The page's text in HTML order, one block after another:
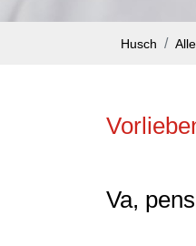
Husch
Va,